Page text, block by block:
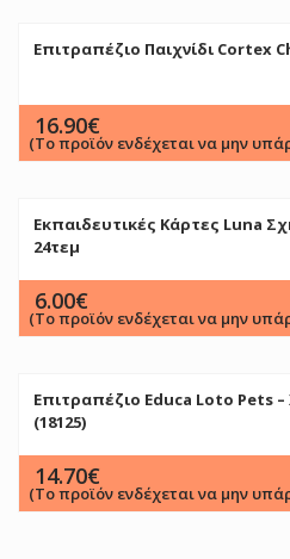
Eπιτραπέζιο Παιχνίδι Cortex
16.90€
(Το προϊόν ενδέχεται να μην
Εκπαιδευτικές Κάρτες Luna
24τεμ
6.00€
(Το προϊόν ενδέχεται να μην
Επιτραπέζιο Educa Loto Pets
(18125)
14.70€
(Το προϊόν ενδέχεται να μην